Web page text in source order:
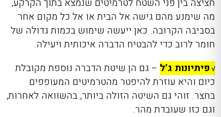
חציצה בין פני השטח לטרמיטים שנמצא בתוך הקרקע,
מה שימנע מהם גישה אל הבית או אל כל מקום אחר
בסביבה הקרובה. כאן ייעשה שימוש בכמות גדולה של
חומר לרוב כדי להבטיח הדברה איכותית ויעילה.
√ פיתיונות ג’ל – גם הן שיטת הדברה נוספת מקובלת
כיום והיא עוזרת להיפטר מהטרמיטים המעופפים
בחצר. זוהי גם השיטה הזולה ביותר, בהשוואה לאחרות,
וגם כזו שעובדת מהר.